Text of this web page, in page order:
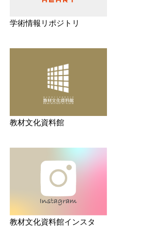
学術情報リポジトリ
教材文化資料館
教材文化資料館インスタ